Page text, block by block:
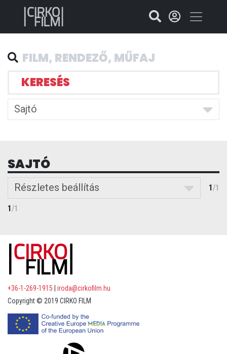
KERESÉS
Sajtó
SAJTÓ
Részletes beállítás 1/1
1/1
+36-1-269-1915
iroda@cirkofilm.hu
Copyright © 2019 CIRKO FILM